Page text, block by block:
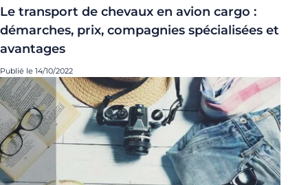
Le transport de chevaux en avion cargo :
démarches, prix, compagnies spécialisées et
avantages
Publié le 14/10/2022